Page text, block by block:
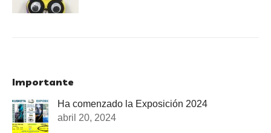
Importante
Ha comenzado la Exposición 2024
abril 20, 2024